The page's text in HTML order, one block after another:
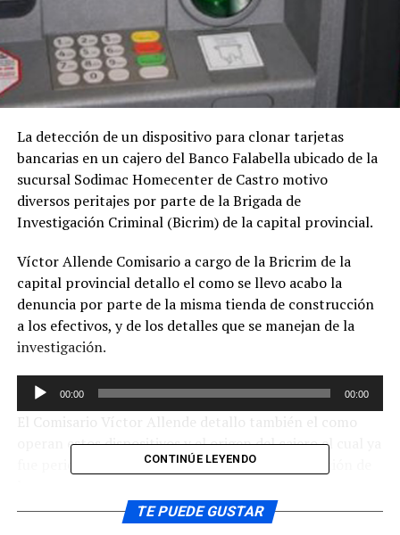
La detección de un dispositivo para clonar tarjetas
bancarias en un cajero del Banco Falabella ubicado de la
sucursal Sodimac Homecenter de Castro motivo
diversos peritajes por parte de la Brigada de
Investigación Criminal (Bicrim) de la capital provincial.
Víctor Allende Comisario a cargo de la Bricrim de la
capital provincial detallo el como se llevo acabo la
denuncia por parte de la misma tienda de construcción
a los efectivos, y de los detalles que se manejan de la
investigación.
Reproductor
00:00 00:00
El Comisario Víctor Allende detallo también el como
operan estos dispositivos y el origen del cajero el cual ya
fue periciado y entregado nuevamente a disposición de
CONTINÚE LEYENDO
TE PUEDE GUSTAR